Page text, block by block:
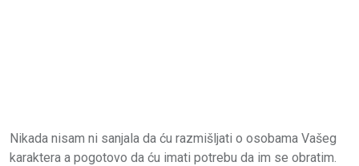
Nikada nisam ni sanjala da ću razmišljati o osobama Vašeg
karaktera a pogotovo da ću imati potrebu da im se obratim.